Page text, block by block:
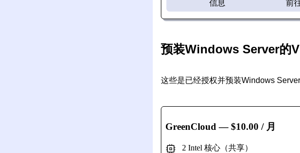
信息 前
预装Windows Server的
这些是已经授权并预装Windows
GreenCloud— $10.00 / 月
2 Intel 核心（共享）